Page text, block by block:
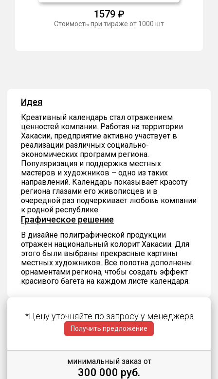
1579₽
Стоимость при тираже от 1000 шт
Идея
Креативный календарь стал отражением
ценностей компании. Работая на территории
Хакасии, предприятие активно участвует в
реализации различных социально-
экономических программ региона.
Популяризация и поддержка местных
мастеров и художников – одно из таких
направлений. Календарь показывает красоту
региона глазами его живописцев и в
очередной раз подчеркивает любовь компании
к родной республике.
Графическое решение
В дизайне полиграфической продукции
отражен национальный колорит Хакасии. Для
этого были выбраны прекрасные картины
местных художников. Все полотна дополнены
орнаментами региона, чтобы создать эффект
красивого багета на каждом листе календаря.
*Цену уточняйте по запросу у менеджера
Получить предложение
минимальный заказ от
300 000 руб.